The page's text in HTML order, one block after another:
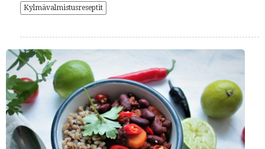
Kylmävalmistusreseptit